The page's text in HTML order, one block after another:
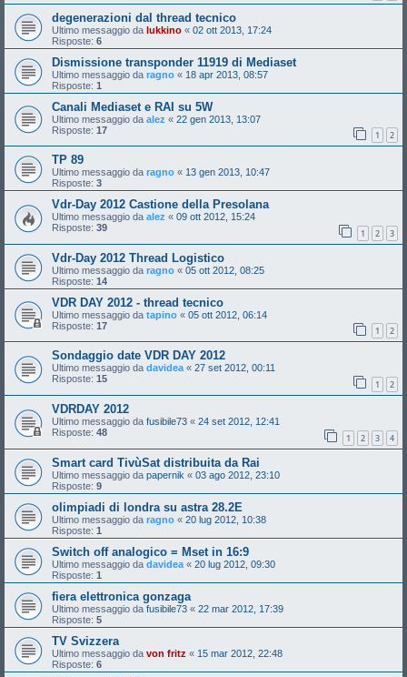
degenerazioni dal thread tecnico
Ultimo messaggio da lukkino « 02 ott 2013, 17:24
Risposte: 6
Dismissione transponder 11919 di Mediaset
Ultimo messaggio da ragno « 18 apr 2013, 08:57
Risposte: 1
Canali Mediaset e RAI su 5W
Ultimo messaggio da alez « 22 gen 2013, 13:07
Risposte: 17 1 2
TP 89
Ultimo messaggio da ragno « 13 gen 2013, 10:47
Risposte: 3
Vdr-Day 2012 Castione della Presolana
Ultimo messaggio da alez « 09 ott 2012, 15:24
Risposte: 39 1 2 3
Vdr-Day 2012 Thread Logistico
Ultimo messaggio da ragno « 05 ott 2012, 08:25
Risposte: 14
VDR DAY 2012 - thread tecnico
Ultimo messaggio da tapino « 05 ott 2012, 06:14
Risposte: 17 1 2
Sondaggio date VDR DAY 2012
Ultimo messaggio da davidea« 27 set 2012, 00:11
Risposte: 15 1 2
VDRDAY 2012
Ultimo messaggio da fusibile73 « 24 set 2012, 12:41
Risposte: 48 1 2 3 4
Smart card TivùSat distribuita da Rai
Ultimo messaggio da papernik « 03 ago 2012, 23:10
Risposte: 9
olimpiadi di londra su astra 28.2E
Ultimo messaggio da ragno « 20 lug 2012, 10:38
Risposte: 1
Switch off analogico = Mset in 16:9
Ultimo messaggio da davidea « 20 lug 2012, 09:30
Risposte: 1
fiera elettronica gonzaga
Ultimo messaggio da fusibile73 « 22 mar 2012, 17:39
Risposte: 5
TV Svizzera
Ultimo messaggio da von fritz « 15 mar 2012, 22:48
Risposte: 6